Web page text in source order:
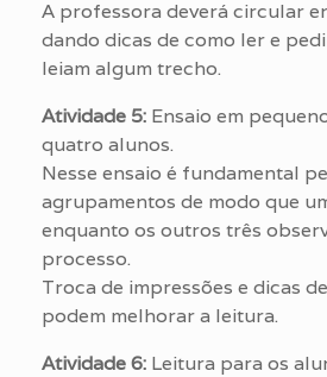
A professora deverá circular
dando dicas de como ler e
leiam algum trecho.
Atividade 5: Ensaio em
quatro alunos.
Nesse ensaio é fundamental
agrupamentos de modo que
enquanto os outros três
processo.
Troca de impressões e dicas
podem melhorar a leitura.
Atividade 6: Leitura para os